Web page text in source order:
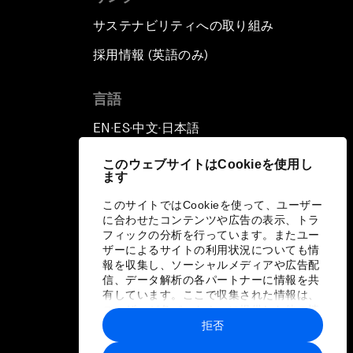
このウェブサイトはCookieを使用し
ます
このサイトではCookieを使って、ユーザー
に合わせたコンテンツや広告の表示、トラ
フィックの分析を行っています。またユー
ザーによるサイトの利用状況についても情
報を収集し、ソーシャルメディアや広告配
信、データ解析の各パートナーに情報を共
有しています。ここで収集された情報は、
ユーザーが各パートナーに提供した他の情
報や各パートナーのサービスを使用した際
に収集された情報と組み合わされ、各パー
拒否
サステナビリティへの取り組み
採用情報 (英語のみ)
言語
EN ▪ ES▪中文▪ 日本語